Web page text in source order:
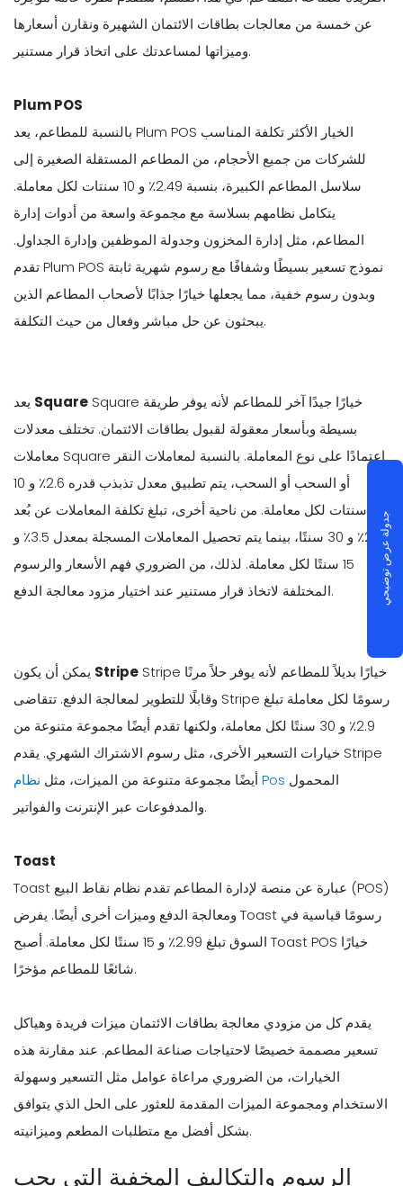
عن خمسة من معالجات بطاقات الائتمان الشهيرة ونقارن أسعارها
وميزاتها لمساعدتك على اتخاذ قرار مستنير.
Plum POS
بالنسبة للمطاعم، يعد Plum POS الخيار الأكثر تكلفة المناسب
للشركات من جميع الأحجام، من المطاعم المستقلة الصغيرة إلى
سلاسل المطاعم الكبيرة، بنسبة 2.49٪ و 10 سنتات لكل معاملة.
يتكامل نظامهم بسلاسة مع مجموعة واسعة من أدوات إدارة
المطاعم، مثل إدارة المخزون وجدولة الموظفين وإدارة الجداول.
تقدم Plum POS نموذج تسعير بسيطًا وشفافًا مع رسوم شهرية ثابتة
وبدون رسوم خفية، مما يجعلها خيارًا جذابًا لأصحاب المطاعم الذين
يبحثون عن حل مباشر وفعال من حيث التكلفة.
Square Square خيارًا جيدًا آخر للمطاعم لأنه يوفر طريقة
بسيطة وبأسعار معقولة لقبول بطاقات الائتمان. تختلف معدلات
معاملات Square اعتمادًا على نوع المعاملة. بالنسبة لمعاملات النقر
أو السحب أو السحب، يتم تطبيق معدل تذبذب قدره 2.6٪ و 10
سنتات لكل معاملة. من ناحية أخرى، تبلغ تكلفة المعاملات عن بُعد
2.9٪ و 30 سنتًا، بينما يتم تحصيل المعاملات المسجلة بمعدل 3.5٪ و
15 سنتًا لكل معاملة. لذلك، من الضروري فهم الأسعار والرسوم
المختلفة لاتخاذ قرار مستنير عند اختيار مزود معالجة الدفع.
Stripe Stripe خيارًا بديلاً للمطاعم لأنه يوفر حلاً مرنًا
وقابلًا للتطوير لمعالجة الدفع. تتقاضى Stripe رسومًا لكل معاملة تبلغ
2.9٪ و 30 سنتًا لكل معاملة، ولكنها تقدم أيضًا مجموعة متنوعة من
خيارات التسعير الأخرى، مثل رسوم الاشتراك الشهري. يقدم Stripe
أيضًا مجموعة متنوعة من الميزات، مثلنظام Pos
والمدفوعات عبر الإنترنت والفواتير.
Toast
Toast عبارة عن منصة لإدارة المطاعم تقدم نظام نقاط البيع (POS)
ومعالجة الدفع وميزات أخرى أيضًا. يفرض Toast رسومًا قياسية في
السوق تبلغ 2.99٪ و 15 سنتًا لكل معاملة. أصبح Toast POS خيارًا
شائعًا للمطاعم مؤخرًا.
يقدم كل من مزودي معالجة بطاقات الائتمان ميزات فريدة وهياكل
تسعير مصممة خصيصًا لاحتياجات صناعة المطاعم. عند مقارنة هذه
الخيارات، من الضروري مراعاة عوامل مثل التسعير وسهولة
الاستخدام ومجموعة الميزات المقدمة للعثور على الحل الذي يتوافق
بشكل أفضل مع متطلبات المطعم وميزانيته.
الرسوم والتكاليف المخفية التي يجب
جدولة عرض توضيحي